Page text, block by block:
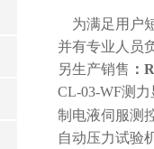
为满足用户
并有专业人员
另生产销售 ：
CL-03-WF测
制电液伺服测
自动压力试验